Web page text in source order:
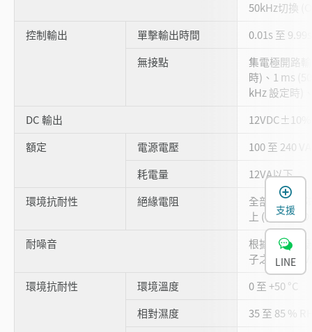
50kHz切換
控制輸出
單擊輸出時間
0.01s 至
無接點
集電極開路
時)、1 ms
kHz 設定時)
DC 輸出
額定
電源電壓
100 至 240
耗電量
12VA以下
環境抗耐性
絕緣電阻
全部 AC 外
上 (在 500
耐噪音
根據噪聲模
子之間：1
環境抗耐性
環境溫度
0 至 +50 °C
相對濕度
35 至 85 %
支援
LINE